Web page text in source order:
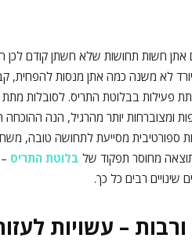
חשות תחושות שלא חשתן קודם לכן
לא משנה כמה אתן מנסות להפחית,
פעילות בבלוטת התריס. לסובלות
ומצוברחות יותר מהרגיל, הנה
ספורטיבית מסייעת לתחושה טובה,
מחוסר תפקוד של בלוטת התריס
רבים כל כך.
– עשויות